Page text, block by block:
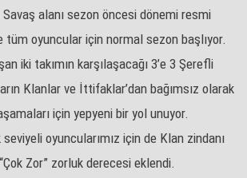
Savaş alanı sezon öncesi dönemi resmi
tüm oyuncular için normal sezon başlıyor.
iki takımın karşılaşacağı 3’e 3 Şerefli
Klanlar ve İttifaklar’dan bağımsız olarak
için yepyeni bir yol unuyor.
oyuncularımız için de Klan zindanı
Zor” zorluk derecesi eklendi.